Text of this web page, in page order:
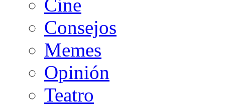
Cine
Consejos
Memes
Opinión
Teatro